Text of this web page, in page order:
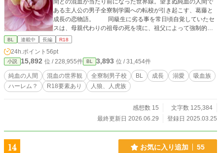
間との混血が当たり前になった世界線。望まぬ純血の人間で
ある主人公の男子全寮制学園への転校が引き起こす、葛藤と
成長の恋物語。 同級生に劣る事を常日頃自覚していたセ
スは、母親代わりの祖母の死を境に、祖父によって強制的に
王都の全寮制の上級学校への転入を強いられてしまった。
秀な学生ばかり集まるアリステ学園での生活に楽しみより不
安が付き纏うセス。 同室者も学園でも存在を誇示する吸血
族の学生だし、クラスメイトは皆自信に溢れた者達ばかり
で、気後ればかりしているセス。 一方、冴えない転校生だ
というのになぜか放って置けない純血に近い選ばれし学生ら
せて、純血の人間の“開き“が始まる…！
BL 連載中 長編 R18
24h.ポイント 56pt
小説 15,892 位 / 228,955件 BL 3,893 位 / 31,454件
純血の人間 混血の世界観 全寮制男子校 BL 成長 溺愛
吸血族
ハーレム？
R18要素あり 人狼、人虎族
感想数 15
文字数 125,384
最終更新日 2026.06.29
登録日 2025.03.25
14 お気に入り追加 55